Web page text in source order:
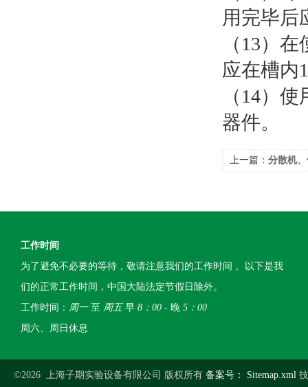
用完毕后
（13）
应在槽内
（14）
器件。
上一篇： 分散机
工作时间
为了避免不必要的等待，敬请注意我们的工作时间 。以下是我
们的正常工作时间，中国大陆法定节假日除外。
工作时间： 周一至 周五早 8：00 - 晚 5：00
周六、周日休息
©2026 上海子期实验设备有限公司 版权所有 备案号： Sitemap.xml